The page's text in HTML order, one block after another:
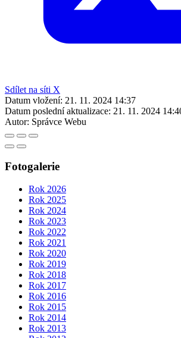
Sdílet na síti X
Datum vložení: 21. 11. 2024 14:37
Datum poslední aktualizace: 21. 11. 2024
Autor: Správce Webu
Fotogalerie
Rok 2026
Rok 2025
Rok 2024
Rok 2023
Rok 2022
Rok 2021
Rok 2020
Rok 2019
Rok 2018
Rok 2017
Rok 2016
Rok 2015
Rok 2014
Rok 2013